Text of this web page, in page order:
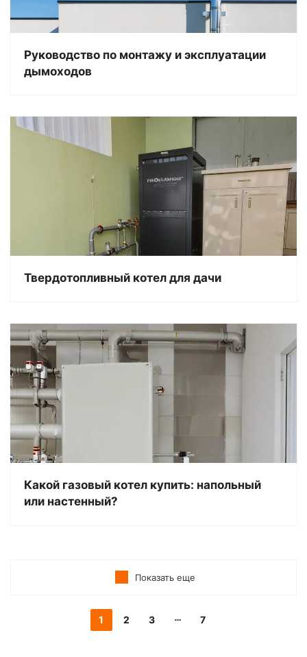
Руководство по монтажу и эксплуатации
дымоходов
Твердотопливный котел для дачи
Какой газовый котел купить: напольный
или настенный?
Показать еще
1 2 3 7